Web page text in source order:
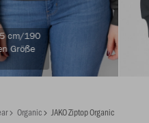
cm/190
Größe
Organic JAKO Ziptop Organic